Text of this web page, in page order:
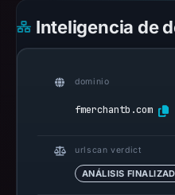
Inteligencia de
dominio
fmerchantb.com
urlscan verdict
ANÁLISIS